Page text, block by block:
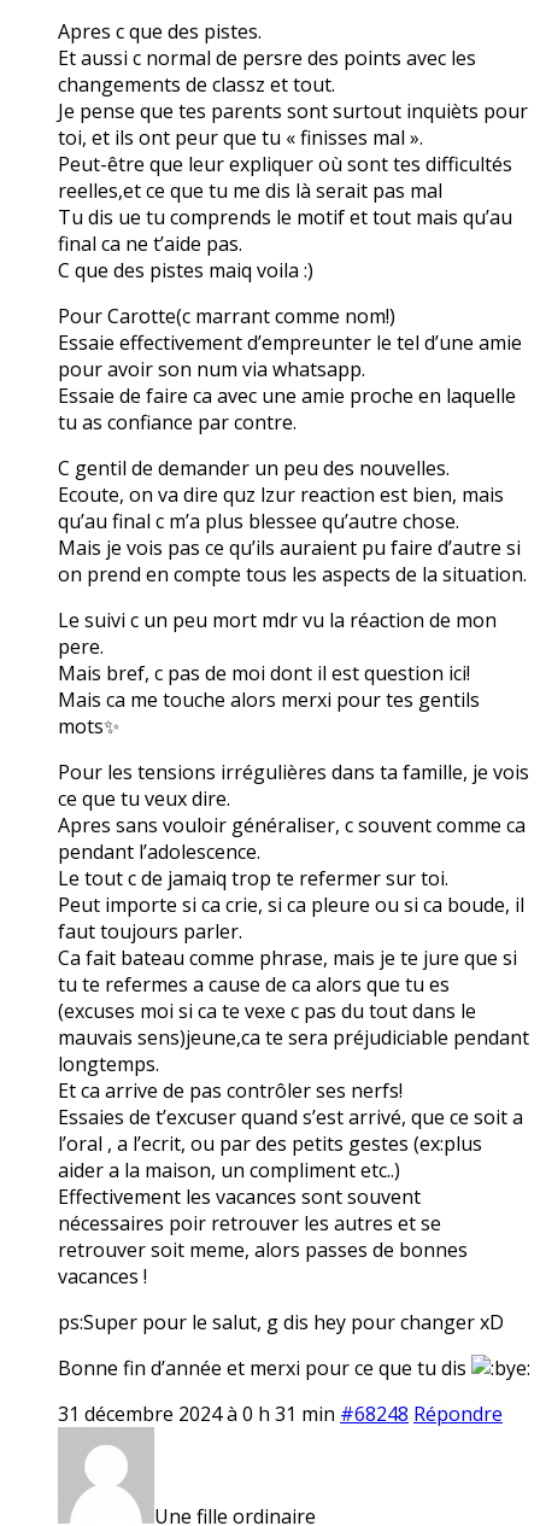
Apres c que des pistes.
Et aussi c normal de persre des points avec les
changements de classz et tout.
Je pense que tes parents sont surtout inquièts pour
toi, et ils ont peur que tu « finisses mal ».
Peut-être que leur expliquer où sont tes difficultés
reelles,et ce que tu me dis là serait pas mal
Tu dis ue tu comprends le motif et tout mais qu’au
final ca ne t’aide pas.
C que des pistes maiq voila :)
Pour Carotte(c marrant comme nom!)
Essaie effectivement d’empreunter le tel d’une amie
pour avoir son num via whatsapp.
Essaie de faire ca avec une amie proche en laquelle
tu as confiance par contre.
C gentil de demander un peu des nouvelles.
Ecoute, on va dire quz lzur reaction est bien, mais
qu’au final c m’a plus blessee qu’autre chose.
Mais je vois pas ce qu’ils auraient pu faire d’autre si
on prend en compte tous les aspects de la situation.
Le suivi c un peu mort mdr vu la réaction de mon
pere.
Mais bref, c pas de moi dont il est question ici!
Mais ca me touche alors merxi pour tes gentils
mots✨
Pour les tensions irrégulières dans ta famille, je vois
ce que tu veux dire.
Apres sans vouloir généraliser, c souvent comme ca
pendant l’adolescence.
Le tout c de jamaiq trop te refermer sur toi.
Peut importe si ca crie, si ca pleure ou si ca boude, il
faut toujours parler.
Ca fait bateau comme phrase, mais je te jure que si
tu te refermes a cause de ca alors que tu es
(excuses moi si ca te vexe c pas du tout dans le
mauvais sens)jeune,ca te sera préjudiciable pendant
longtemps.
Et ca arrive de pas contrôler ses nerfs!
Essaies de t’excuser quand s’est arrivé, que ce soit a
l’oral , a l’ecrit, ou par des petits gestes (ex:plus
aider a la maison, un compliment etc..)
Effectivement les vacances sont souvent
nécessaires poir retrouver les autres et se
retrouver soit meme, alors passes de bonnes
vacances !
ps:Super pour le salut, g dis hey pour changer xD
Bonne fin d’année et merxi pour ce que tu dis
31 décembre 2024 à 0 h 31 min #68248 Répondre
Une fille ordinaire